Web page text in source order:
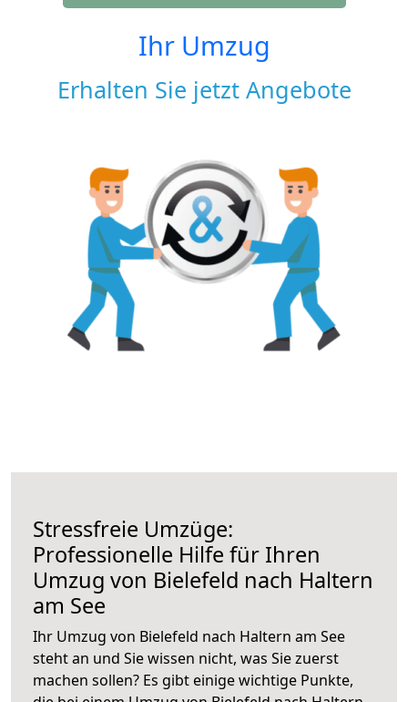
Ihr Umzug
Erhalten Sie jetzt Angebote
Stressfreie Umzüge:
Professionelle Hilfe für Ihren
Umzug von Bielefeld nach Haltern
am See
Ihr Umzug von Bielefeld nach Haltern am See
steht an und Sie wissen nicht, was Sie zuerst
machen sollen? Es gibt einige wichtige Punkte,